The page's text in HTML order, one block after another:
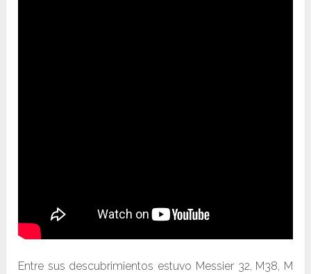
Entre sus descubrimientos estuvo Messier 32, M38, M